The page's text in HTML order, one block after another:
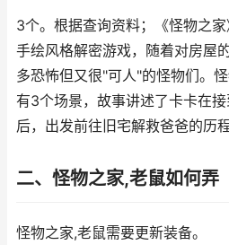
3个。根据查询资料；《怪物之
手绘风格解密游戏，随着对房屋
多恐怖但又很"可人"的怪物们。
有3个场景，故事讲述了卡卡在
后，出发前往旧宅解救爸爸的历程
二、怪物之家,老鼠如何弄
怪物之家,老鼠需要更新装备。